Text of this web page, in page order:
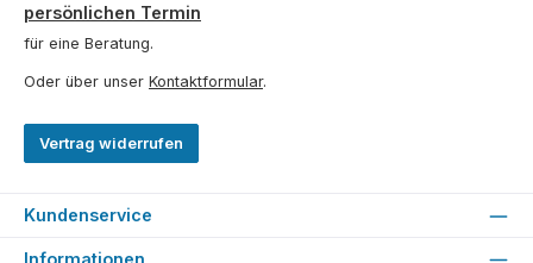
persönlichen Termin
für eine Beratung.
Oder über unser Kontaktformular.
Vertrag widerrufen
Kundenservice
Informationen